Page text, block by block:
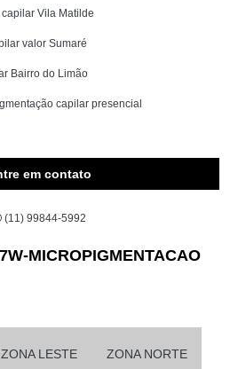
Vila Matilde
valor Sumaré
Bairro do Limão
capilar presencial
em contato
(11) 99844-5992
MICROPIGMENTACAO
ZONA LESTE ZONA NORTE